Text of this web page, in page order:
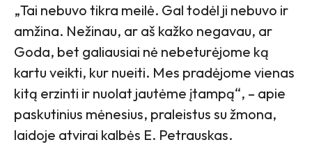
„Tai nebuvo tikra meilė. Gal todėl ji nebuvo ir
amžina. Nežinau, ar aš kažko negavau, ar
Goda, bet galiausiai nė nebeturėjome ką
kartu veikti, kur nueiti. Mes pradėjome vienas
kitą erzinti ir nuolat jautėme įtampą“, – apie
paskutinius mėnesius, praleistus su žmona,
laidoje atvirai kalbės E. Petrauskas.